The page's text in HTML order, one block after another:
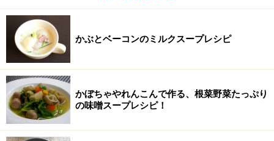
2
鍋にオリーブオイルを加え中火にかける
かぶとベーコンのミルクスープレシピ
かぼちゃやれんこんで作る、根菜野菜たっぷり
の味噌スープレシピ！